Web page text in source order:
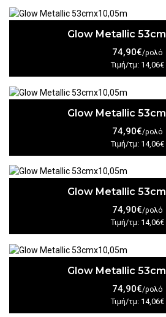
Glow Metallic
74,90€/ρολό
Τιμή/τμ: 14,06€
Glow Metallic
74,90€/ρολό
Τιμή/τμ: 14,06€
Glow Metallic
74,90€/ρολό
Τιμή/τμ: 14,06€
Glow Metallic
74,90€/ρολό
Τιμή/τμ: 14,06€